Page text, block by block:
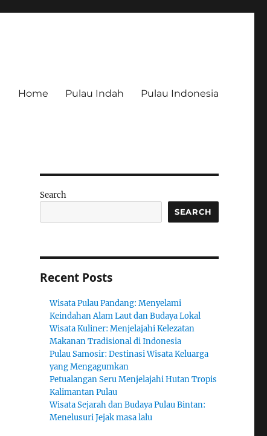
Home Pulau Indah Pulau Indonesia
Search
SEARCH
Recent Posts
Wisata Pulau Pandang: Menyelami
Keindahan Alam Laut dan Budaya Lokal
Wisata Kuliner: Menjelajahi Kelezatan
Makanan Tradisional di Indonesia
Pulau Samosir: Destinasi Wisata Keluarga
yang Mengagumkan
Petualangan Seru Menjelajahi Hutan Tropis
Kalimantan Pulau
Wisata Sejarah dan Budaya Pulau Bintan:
Menelusuri Jejak masa lalu